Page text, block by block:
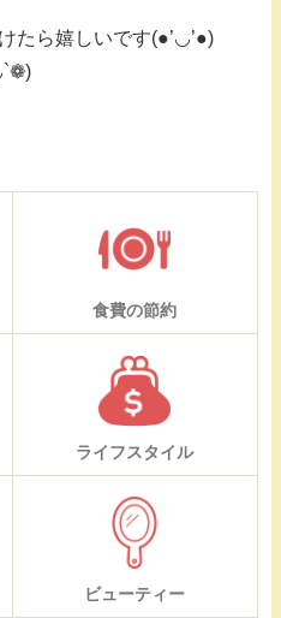
たら嬉しいです(●’◡’●)
食費の節約
ライフスタイル
ビューティー